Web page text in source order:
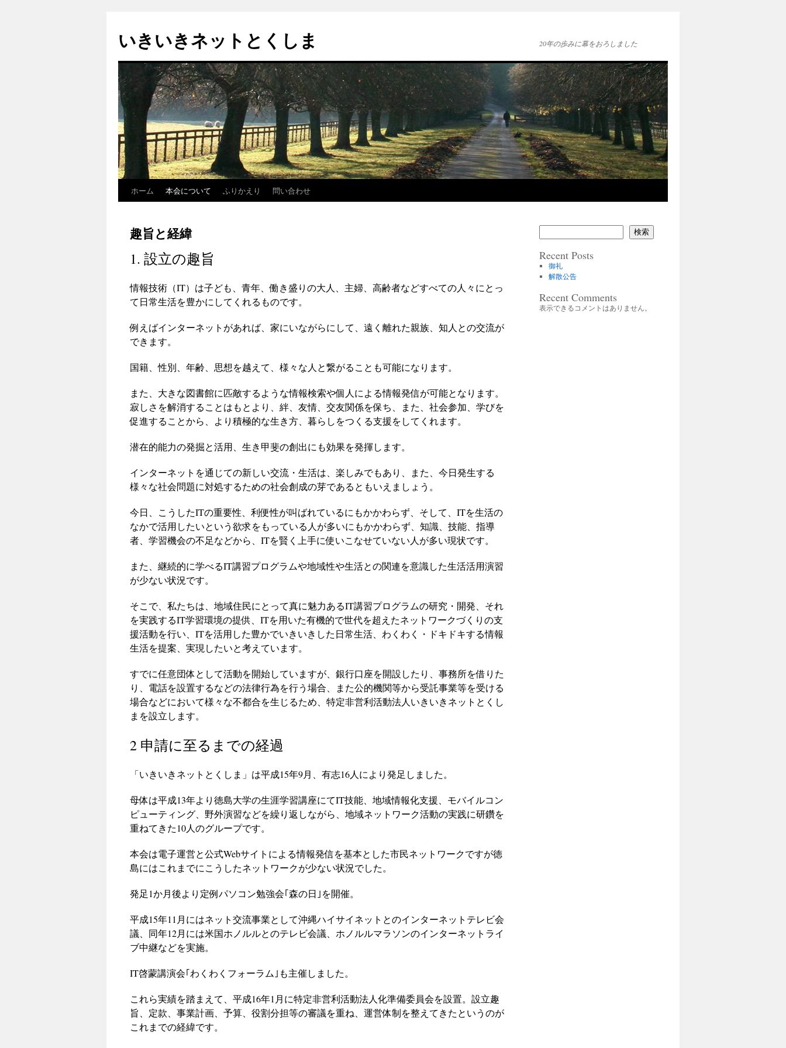
いきいきネットとくしま 20年の歩みに幕をおろしました
へ
ホーム 本会について ふりかえり 問い合わせ
趣旨と経緯
1. 設立の趣旨
情報技術（IT）は子ども、青年、働き盛りの大人、主婦、高齢者などすべての人々にとっ
て日常生活を豊かにしてくれるものです。
例えばインターネットがあれば、家にいながらにして、遠く離れた親族、知人との交流が
できます。
国籍、性別、年齢、思想を越えて、様々な人と繋がることも可能になります。
また、大きな図書館に匹敵するような情報検索や個人による情報発信が可能となります。
寂しさを解消することはもとより、絆、友情、交友関係を保ち、また、社会参加、学びを
促進することから、より積極的な生き方、暮らしをつくる支援をしてくれます。
潜在的能力の発掘と活用、生き甲斐の創出にも効果を発揮します。
インターネットを通じての新しい交流・生活は、楽しみでもあり、また、今日発生する
様々な社会問題に対処するための社会創成の芽であるともいえましょう。
今日、こうしたITの重要性、利便性が叫ばれているにもかかわらず、そして、ITを生活の
なかで活用したいという欲求をもっている人が多いにもかかわらず、知識、技能、指導
者、学習機会の不足などから、ITを賢く上手に使いこなせていない人が多い現状です。
また、継続的に学べるIT講習プログラムや地域性や生活との関連を意識した生活活用演習
が少ない状況です。
そこで、私たちは、地域住民にとって真に魅力あるIT講習プログラムの研究・開発、それ
を実践するIT学習環境の提供、ITを用いた有機的で世代を超えたネットワークづくりの支
援活動を行い、ITを活用した豊かでいきいきした日常生活、わくわく・ドキドキする情報
生活を提案、実現したいと考えています。
すでに任意団体として活動を開始していますが、銀行口座を開設したり、事務所を借りた
り、電話を設置するなどの法律行為を行う場合、また公的機関等から受託事業等を受ける
場合などにおいて様々な不都合を生じるため、特定非営利活動法人いきいきネットとくし
まを設立します。
2 申請に至るまでの経過
「いきいきネットとくしま」は平成15年9月、有志16人により発足しました。
母体は平成13年より徳島大学の生涯学習講座にてIT技能、地域情報化支援、モバイルコン
ピューティング、野外演習などを繰り返しながら、地域ネットワーク活動の実践に研鑽を
重ねてきた10人のグループです。
本会は電子運営と公式Webサイトによる情報発信を基本とした市民ネットワークですが徳
島にはこれまでにこうしたネットワークが少ない状況でした。
発足1か月後より定例パソコン勉強会｢森の日｣を開催。
平成15年11月にはネット交流事業として沖縄ハイサイネットとのインターネットテレビ会
議、同年12月には米国ホノルルとのテレビ会議、ホノルルマラソンのインターネットライ
ブ中継などを実施。
IT啓蒙講演会｢わくわくフォーラム｣も主催しました。
これら実績を踏まえて、平成16年1月に特定非営利活動法人化準備委員会を設置。設立趣
旨、定款、事業計画、予算、役割分担等の審議を重ね、運営体制を整えてきたというのが
これまでの経緯です。
検索
Recent Posts
御礼
解散公告
Recent Comments
表示できるコメントはありません。